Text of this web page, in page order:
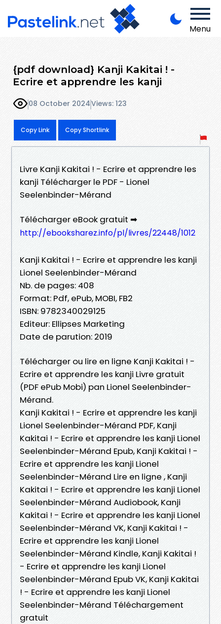
Menu
{pdf download} Kanji Kakitai ! -
Ecrire et apprendre les kanji
08 October 2024Views: 123
Copy Link Copy Shortlink
Livre Kanji Kakitai ! - Ecrire et apprendre les
kanji Télécharger le PDF - Lionel
Seelenbinder-Mérand
Télécharger eBook gratuit ➡
http://ebooksharez.info/pl/livres/22448/1012
Kanji Kakitai ! - Ecrire et apprendre les kanji
Lionel Seelenbinder-Mérand
Nb. de pages: 408
Format: Pdf, ePub, MOBI, FB2
ISBN: 9782340029125
Editeur: Ellipses Marketing
Date de parution: 2019
Télécharger ou lire en ligne Kanji Kakitai ! -
Ecrire et apprendre les kanji Livre gratuit
(PDF ePub Mobi) pan Lionel Seelenbinder-
Mérand.
Kanji Kakitai ! - Ecrire et apprendre les kanji
Lionel Seelenbinder-Mérand PDF, Kanji
Kakitai ! - Ecrire et apprendre les kanji Lionel
Seelenbinder-Mérand Epub, Kanji Kakitai ! -
Ecrire et apprendre les kanji Lionel
Seelenbinder-Mérand Lire en ligne , Kanji
Kakitai ! - Ecrire et apprendre les kanji Lionel
Seelenbinder-Mérand Audiobook, Kanji
Kakitai ! - Ecrire et apprendre les kanji Lionel
Seelenbinder-Mérand VK, Kanji Kakitai ! -
Ecrire et apprendre les kanji Lionel
Seelenbinder-Mérand Kindle, Kanji Kakitai !
- Ecrire et apprendre les kanji Lionel
Seelenbinder-Mérand Epub VK, Kanji Kakitai
! - Ecrire et apprendre les kanji Lionel
Seelenbinder-Mérand Téléchargement
gratuit